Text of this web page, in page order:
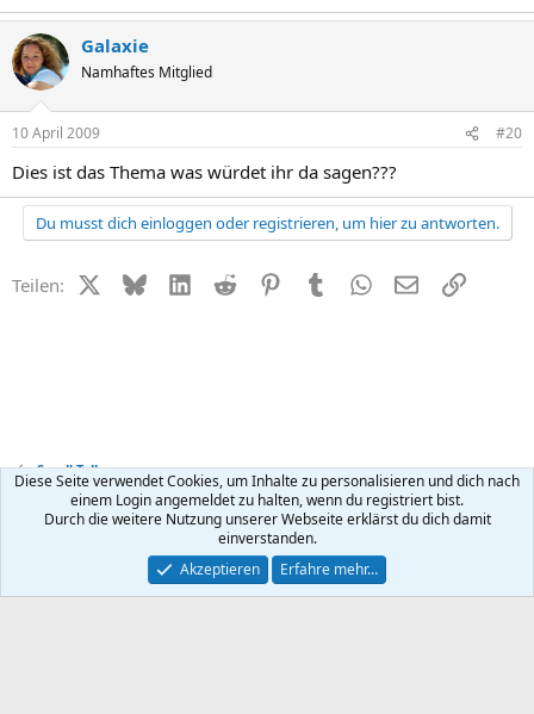
Galaxie
Namhaftes Mitglied
10 April 2009 #20
Dies ist das Thema was würdet ihr da sagen???
Du musst dich einloggen oder registrieren, um hier zu antworten.
Teilen: X (Twitter)
BlueskyLinkedIn
Reddit PinterestTumblr WhatsApp
E-MailLink
Small Talk
Kontakt Nutzungsbedingungen Datenschutz Hilfe
R
Community platform by XenForo ® © 2010-2026 XenForo Ltd.
Diese Seite verwendet Cookies, um Inhalte zu personalisieren und dich nach
einem Login angemeldet zu halten, wenn du registriert bist.
Durch die weitere Nutzung unserer Webseite erklärst du dich damit
einverstanden.
Akzeptieren
Erfahre mehr…